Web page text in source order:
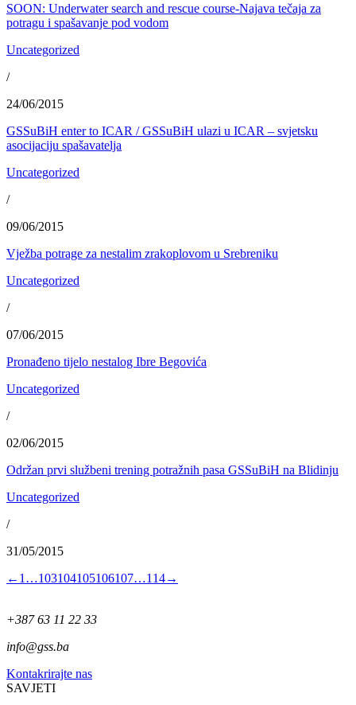
SOON: Underwater search and rescue course-Najava tečaja za
potragu i spašavanje pod vodom
Uncategorized
/
24/06/2015
GSSuBiH enter to ICAR / GSSuBiH ulazi u ICAR – svjetsku
asocijaciju spašavatelja
Uncategorized
/
09/06/2015
Vježba potrage za nestalim zrakoplovom u Srebreniku
Uncategorized
/
07/06/2015
Pronađeno tijelo nestalog Ibre Begovića
Uncategorized
/
02/06/2015
Održan prvi službeni trening potražnih pasa GSSuBiH na Blidinju
Uncategorized
/
31/05/2015
← 1 …103104105106107…114→
+387 63 11 22 33
info@gss.ba
Kontakrirajte nas
SAVJETI